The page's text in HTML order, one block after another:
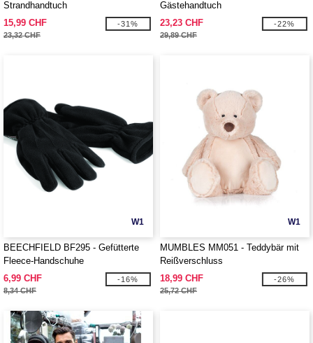
Strandhandtuch
15,99 CHF
23,32 CHF
-31%
Gästehandtuch
23,23 CHF
29,89 CHF
-22%
W1
BEECHFIELD BF295 - Gefütterte
Fleece-Handschuhe
6,99 CHF
8,34 CHF
-16%
W1
MUMBLES MM051 - Teddybär mit
Reißverschluss
18,99 CHF
25,72 CHF
-26%